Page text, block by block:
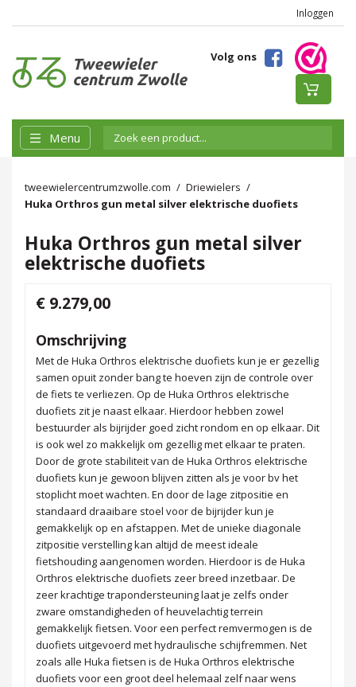
Inloggen
Volg ons
Menu
tweewielercentrumzwolle.com
Driewielers
Huka Orthros gun metal silver elektrische duofiets
Huka Orthros gun metal silver
elektrische duofiets
€ 9.279,00
Omschrijving
Met de Huka Orthros elektrische duofiets kun je er gezellig
samen opuit zonder bang te hoeven zijn de controle over
de fiets te verliezen. Op de Huka Orthros elektrische
duofiets zit je naast elkaar. Hierdoor hebben zowel
bestuurder als bijrijder goed zicht rondom en op elkaar. Dit
is ook wel zo makkelijk om gezellig met elkaar te praten.
Door de grote stabiliteit van de Huka Orthros elektrische
duofiets kun je gewoon blijven zitten als je voor bv het
stoplicht moet wachten. En door de lage zitpositie en
standaard draaibare stoel voor de bijrijder kun je
gemakkelijk op en afstappen. Met de unieke diagonale
zitpositie verstelling kan altijd de meest ideale
fietshouding aangenomen worden. Hierdoor is de Huka
Orthros elektrische duofiets zeer breed inzetbaar. De
zeer krachtige trapondersteuning laat je zelfs onder
zware omstandigheden of heuvelachtig terrein
gemakkelijk fietsen. Voor een perfect remvermogen is de
duofiets uitgevoerd met hydraulische schijfremmen. Net
zoals alle Huka fietsen is de Huka Orthros elektrische
duofiets voor een groot deel helemaal zelf naar wens